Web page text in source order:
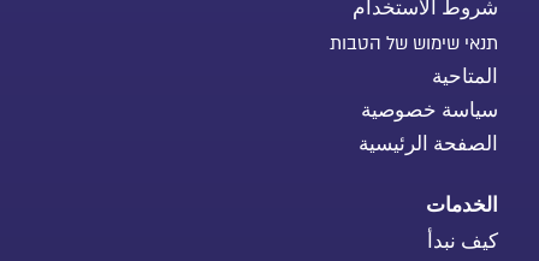
شروط الاستخدام
תנאי שימוש של הטבות
المتاحية
سياسة خصوصية
الصفحة الرئيسية
الخدمات
كيف نبدأ